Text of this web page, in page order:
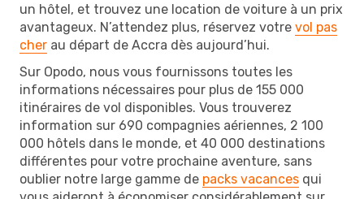
un hôtel, et trouvez une location de voiture à un prix
avantageux. N’attendez plus, réservez votre vol pas
cher au départ de Accra dès aujourd’hui.
Sur Opodo, nous vous fournissons toutes les
informations nécessaires pour plus de 155 000
itinéraires de vol disponibles. Vous trouverez
information sur 690 compagnies aériennes, 2 100
000 hôtels dans le monde, et 40 000 destinations
différentes pour votre prochaine aventure, sans
oublier notre large gamme de packs vacances qui